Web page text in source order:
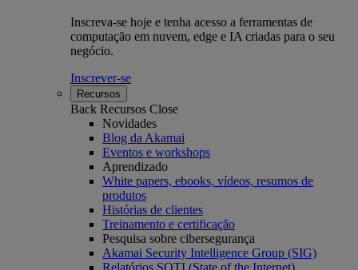
Inscreva-se hoje e tenha acesso a ferramentas de
computação em nuvem, edge e IA criadas para o seu
negócio.
Inscrever-se
Recursos
Back Recursos Close
Novidades
Blog da Akamai
Eventos e workshops
Aprendizado
White papers, ebooks, vídeos, resumos de
produtos
Histórias de clientes
Treinamento e certificação
Pesquisa sobre cibersegurança
Akamai Security Intelligence Group (SIG)